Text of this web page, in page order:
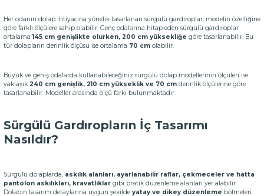
Her odanın dolap ihtiyacına yönelik tasarlanan sürgülü gardıroplar, modelin özelliğine
göre farklı ölçülere sahip olabilir. Genç odalarına hitap eden sürgülü gardıroplar
ortalama145 cm genişlikte olurken, 200 cm yüksekliğe göre tasarlanabilir. Bu
tür dolapların derinlik ölçüsü ise ortalama 70 cm olabilir.
Büyük ve geniş odalarda kullanabileceğiniz sürgülü dolap modellerinin ölçüleri ise
yaklaşık 240 cm genişlik, 210 cm yükseklik ve 70 cm derinlik ölçülerine göre
tasarlanabilir. Modeller arasında ölçü farkı bulunmaktadır.
Sürgülü Gardıropların İç Tasarımı
Nasıldır?
Sürgülü dolaplarda, askılık alanları, ayarlanabilir raflar, çekmeceler ve hatta
pantolon askılıkları, kravatlıklar gibi pratik düzenleme alanları yer alabilir.
Dolabın tasarım detaylarına uygun şekilde yatay ve dikey düzenleme bölmeleri